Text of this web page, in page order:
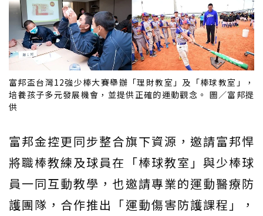
富邦盃台灣12強少棒大賽舉辦「理財教室」及「棒球教室」，
培養孩子多元發展機會，並提供正確的運動觀念。 圖／富邦提
供
富邦金控更同步整合旗下資源，邀請富邦悍
將職棒教練及球員在「棒球教室」與少棒球
員一同互動教學，也邀請專業的運動醫療防
護團隊，合作推出「運動傷害防護課程」，